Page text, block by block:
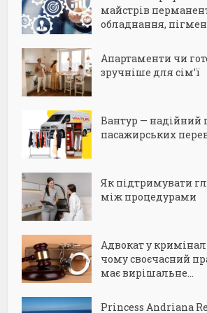
майстрів
обладнання,
Апартаменти чи
зручніше для сім’ї
Вантур — надійний
пасажирських
Як підтримувати
між процедурами
Адвокат у
чому своєчасний
має вирішальне...
Princess Andriana